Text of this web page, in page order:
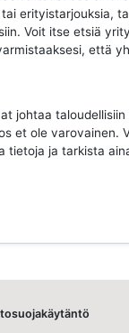
erityistarjouksia,
Voit itse etsiä
että
johtaa
et ole varovainen.
tietoja ja tarkista